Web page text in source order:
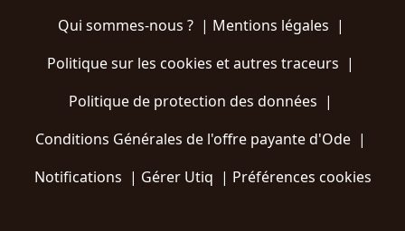
Qui sommes-nous ?| Mentions légales |
Politique sur les cookies et autres traceurs |
Politique de protection des données |
Conditions Générales de l'offre payante d'Ode |
Notifications | Gérer Utiq | Préférences cookies